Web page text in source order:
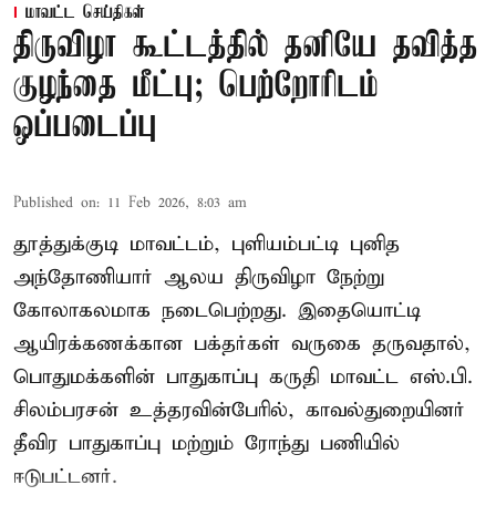
மாவட்ட செய்திகள்
திருவிழா கூட்டத்தில் தனியே தவித்த
குழந்தை மீட்பு; பெற்றோரிடம்
ஒப்படைப்பு
Published on: 11 Feb 2026, 8:03 am
தூத்துக்குடி மாவட்டம், புளியம்பட்டி புனித
அந்தோணியார் ஆலய திருவிழா நேற்று
கோலாகலமாக நடைபெற்றது. இதையொட்டி
ஆயிரக்கணக்கான பக்தர்கள் வருகை தருவதால்,
பொதுமக்களின் பாதுகாப்பு கருதி மாவட்ட எஸ்.பி.
சிலம்பரசன் உத்தரவின்பேரில், காவல்துறையினர்
தீவிர பாதுகாப்பு மற்றும் ரோந்து பணியில்
ஈடுபட்டனர்.